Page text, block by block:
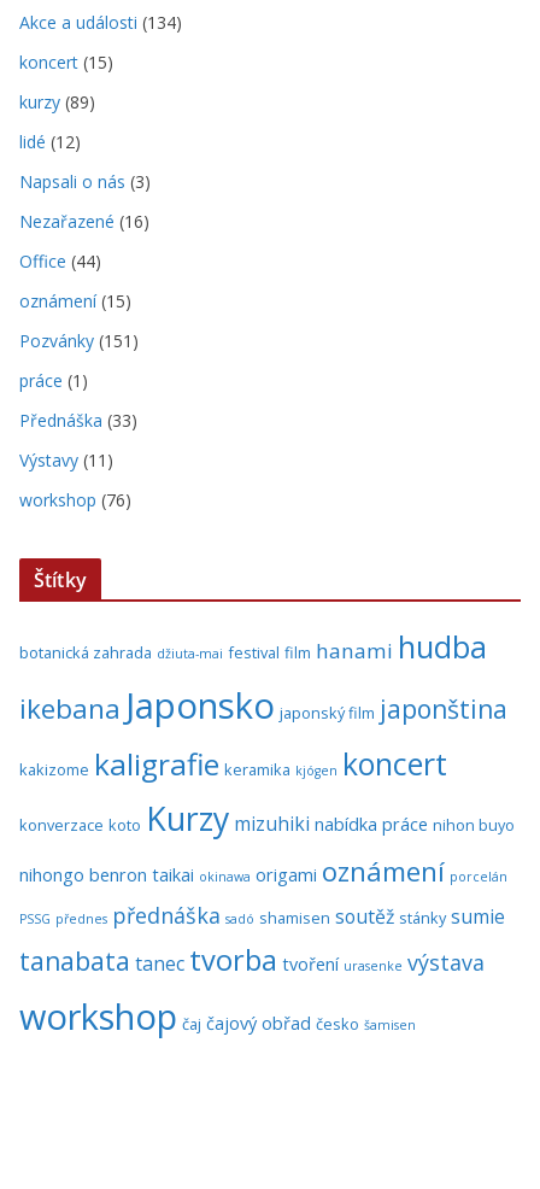
Akce a události (134)
koncert (15)
kurzy (89)
lidé (12)
Napsali o nás (3)
Nezařazené (16)
Office (44)
oznámení(15)
Pozvánky (151)
práce (1)
Přednáška (33)
Výstavy (11)
workshop (76)
Štítky
botanická zahrada džiuta-mai festival film hanami hudba
ikebana Japonsko japonský film japonština
kakizome kaligrafie keramika kjógen koncert
konverzace koto Kurzy mizuhiki nabídka práce nihon buyo
nihongo benron taikai okinawa origami oznámení porcelán
PSSG přednes přednáška sadó shamisen soutěž stánky sumie
tanabata tanec tvorba tvoření urasenke výstava
workshop čaj čajový obřad česko šamisen